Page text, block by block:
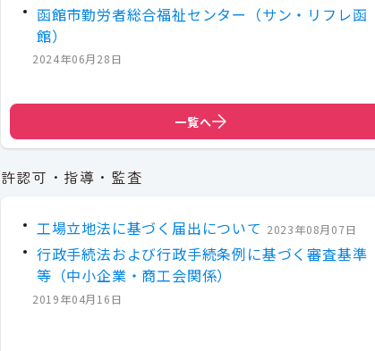
函館市勤労者総合福祉センター（サン・リフレ函
館）
2024年06月28日
一覧へ
許認可・指導・監査
工場立地法に基づく届出について 2023年08月07日
行政手続法および行政手続条例に基づく審査基準
等（中小企業・商工会関係）
2019年04月16日